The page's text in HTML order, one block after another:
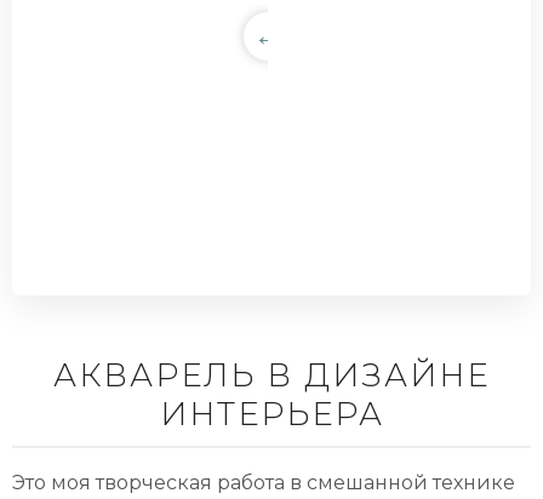
АКВАРЕЛЬ В ДИЗАЙНЕ
ИНТЕРЬЕРА
Это моя творческая работа в смешанной технике